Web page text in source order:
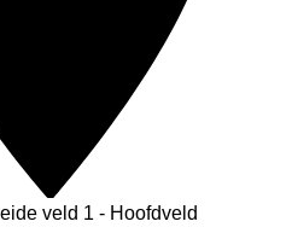
veld 1 - Hoofdveld